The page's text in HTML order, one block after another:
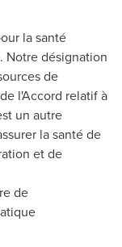
la santé
Notre désignation
de
l'Accord relatif à
un autre
la santé de
et de
de